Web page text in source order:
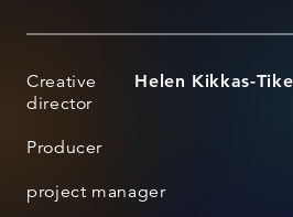
Creative
director
Helen Kikkas-
Producer
project manager